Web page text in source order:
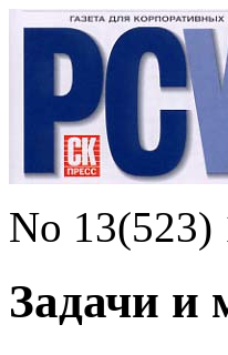
No 13(523)
Задачи